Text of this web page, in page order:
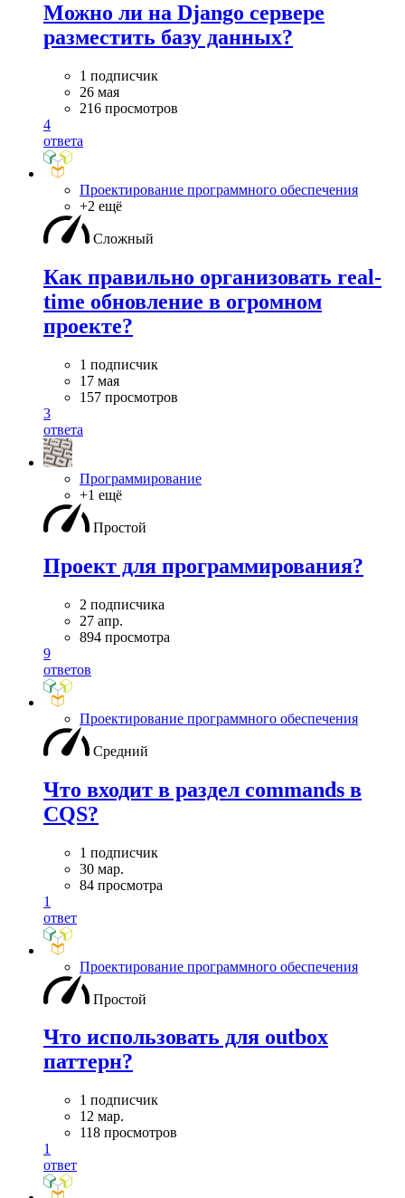
Можно ли на Django сервере
разместить базу данных?
1 подписчик
26 мая
216 просмотров
4
ответа
Проектирование программного обеспечения
+2 ещё
Сложный
Как правильно организовать real-
time обновление в огромном
проекте?
1 подписчик
17 мая
157 просмотров
3
ответа
Программирование
+1 ещё
Простой
Проект для программирования?
2 подписчика
27 апр.
894 просмотра
9
ответов
Проектирование программного обеспечения
Средний
Что входит в раздел commands в
CQS?
1 подписчик
30 мар.
84 просмотра
1
ответ
Проектирование программного обеспечения
Простой
Что использовать для outbox
паттерн?
1 подписчик
12 мар.
118 просмотров
1
ответ